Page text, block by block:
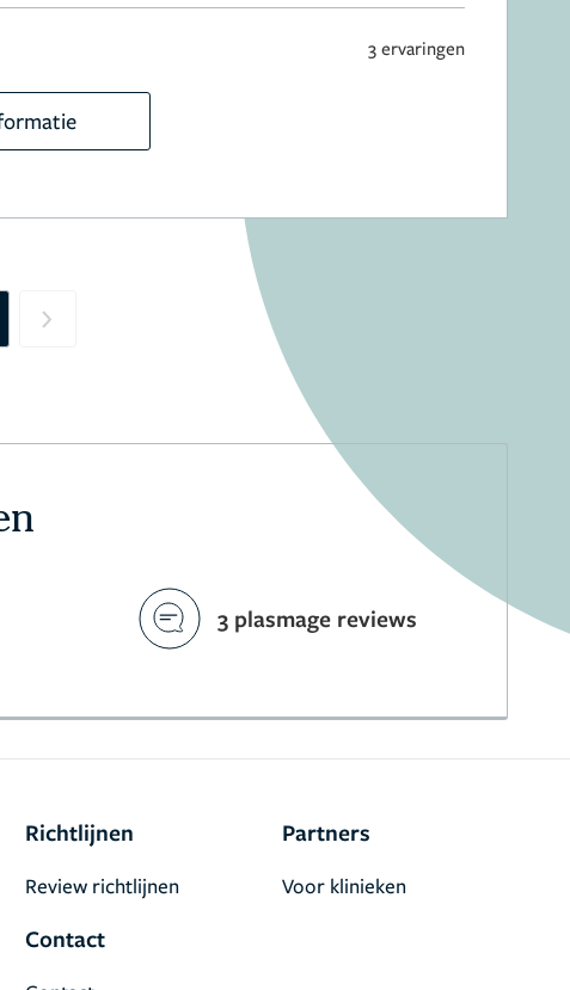
3 ervaringen
Next
3 plasmage reviews
Richtlijnen
Review richtlijnen
Contact
Partners
Voor klinieken